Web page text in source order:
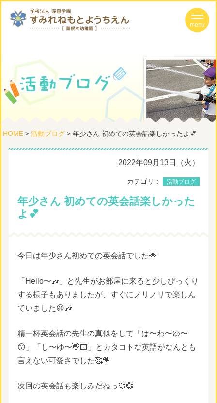
HOME> 活動ブログ> 年少さん 初めての英会話楽しかったよ💕
2022年09月13日（火）
カテゴリ： 活動ブログ
年少さん 初めての英会話楽しかった
よ💕
今日は年少さん初めての英会話でした🌟
「Hello〜🎶」と先生がお部屋に来ると少しびっくり
する様子もありましたが、すぐにノリノリで楽しん
でいました😆🎶
精一杯英会話の先生の真似をして「は〜わ〜ゆ〜
😙」「し〜ゆ〜👋🏻」とカタコトな英語がなんとも
言えない可愛さでした🥰💗
次回の英会話も楽しみだねっ💞💞